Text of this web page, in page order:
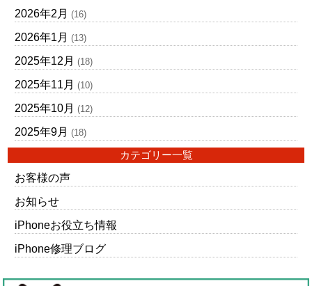
2026年2月 (16)
2026年1月 (13)
2025年12月 (18)
2025年11月 (10)
2025年10月 (12)
2025年9月 (18)
カテゴリー一覧
お客様の声
お知らせ
iPhoneお役立ち情報
iPhone修理ブログ